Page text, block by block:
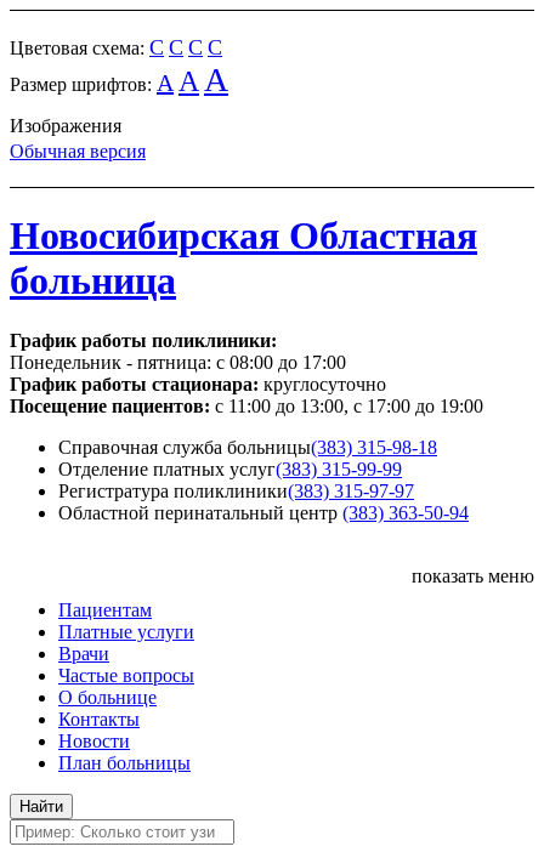
Цветовая схема: C C C C
Размер шрифтов: A A A
Изображения
Обычная версия
Новосибирская Областная
больница
График работы поликлиники:
Понедельник - пятница: с 08:00 до 17:00
График работы стационара: круглосуточно
Посещение пациентов: с 11:00 до 13:00, с 17:00 до 19:00
Справочная служба больницы(383) 315-98-18
Отделение платных услуг(383) 315-99-99
Регистратура поликлиники(383) 315-97-97
Областной перинатальный центр (383) 363-50-94
показать меню
Пациентам
Платные услуги
Врачи
Частые вопросы
О больнице
Контакты
Новости
План больницы